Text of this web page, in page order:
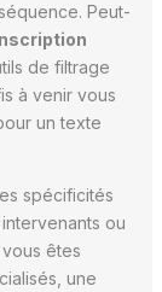
Peut-
de filtrage
à venir vous
un texte
spécificités
ou
êtes
une